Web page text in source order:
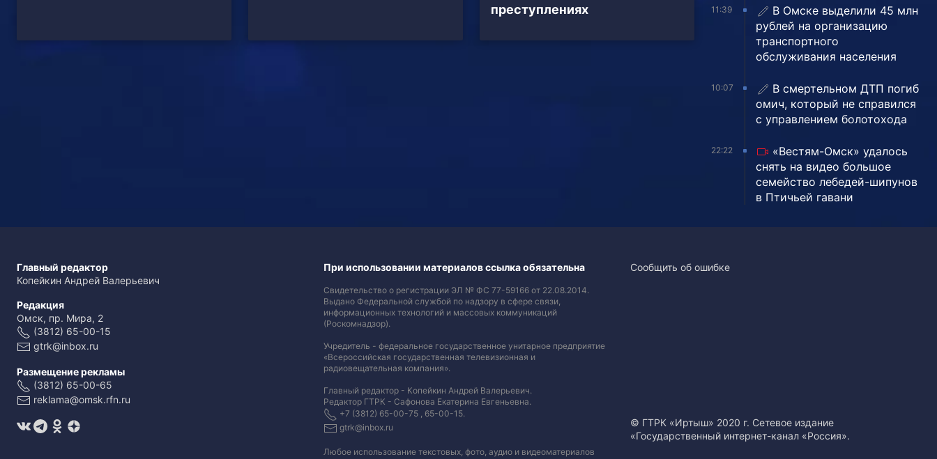
преступлениях
11:39
В Омске выделили 45 млн
рублей на организацию
транспортного
обслуживания населения
10:07
В смертельном ДТП погиб
омич, который не справился
с управлением болотохода
22:22
«Вестям-Омск» удалось
снять на видео большое
семейство лебедей-шипунов
в Птичьей гавани
Главный редактор
Копейкин Андрей Валерьевич
Редакция
Омск, пр. Мира, 2
(3812) 65-00-15
gtrk@inbox.ru
Размещение рекламы
(3812) 65-00-65
reklama@omsk.rfn.ru
При использовании материалов ссылка обязательна
Свидетельство о регистрации ЭЛ № ФС 77-59166 от 22.08.2014.
Выдано Федеральной службой по надзору в сфере связи,
информационных технологий и массовых коммуникаций
(Роскомнадзор).
Учредитель - федеральное государственное унитарное предприятие
«Всероссийская государственная телевизионная и
радиовещательная компания».
Главный редактор - Копейкин Андрей Валерьевич.
Редактор ГТРК - Сафонова Екатерина Евгеньевна.
+7 (3812) 65-00-75 , 65-00-15.
gtrk@inbox.ru
Любое использование текстовых, фото, аудио и видеоматериалов
Сообщить об ошибке
© ГТРК «Иртыш» 2020 г. Сетевое издание
«Государственный интернет-канал «Россия».